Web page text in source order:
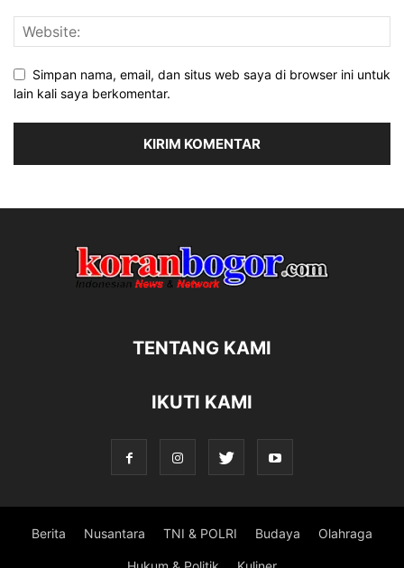
Simpan nama, email, dan situs web saya di browser ini untuk
lain kali saya berkomentar.
TENTANG KAMI
IKUTI KAMI
Berita Nusantara TNI & POLRI Budaya Olahraga